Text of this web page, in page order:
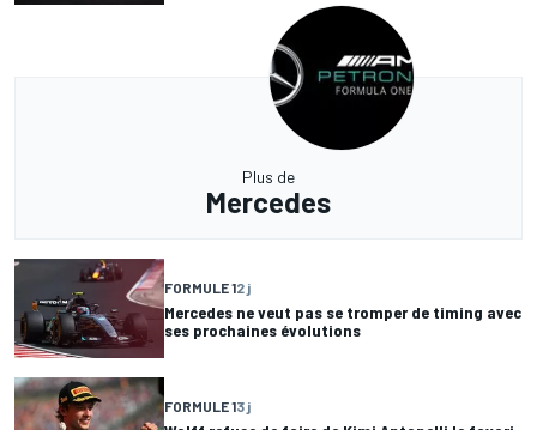
Plus de
Mercedes
FORMULE 12 j
Mercedes ne veut pas se tromper de timing avec
ses prochaines évolutions
FORMULE 13 j